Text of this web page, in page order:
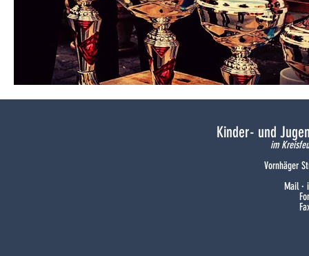
Kinder- und
im
Vornhäger
Mail ·